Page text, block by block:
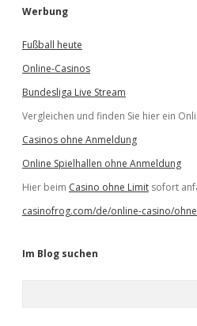
Werbung
Fußball heute
Online-Casinos
Bundesliga Live Stream
Vergleichen und finden Sie hier ein
Casinos ohne Anmeldung
Online Spielhallen ohne Anmeldung
Hier beim Casino ohne Limit sofort
casinofrog.com/de/online-casino/
Im Blog suchen